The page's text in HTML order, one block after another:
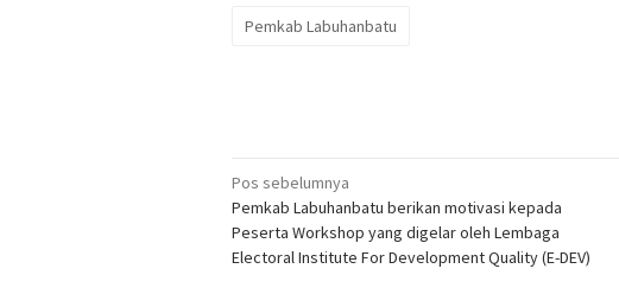
Pemkab Labuhanbatu
Navigasi
pos
Pos sebelumnya
Pemkab Labuhanbatu berikan motivasi kepada
Peserta Workshop yang digelar oleh Lembaga
Electoral Institute For Development Quality (E-DEV)